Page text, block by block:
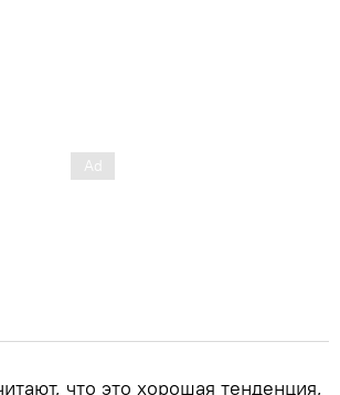
что это хорошая тенденция,